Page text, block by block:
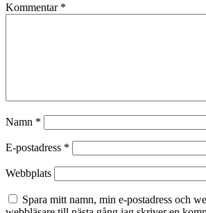
Kommentar *
Namn *
E-postadress *
Webbplats
Spara mitt namn, min e-postadress och